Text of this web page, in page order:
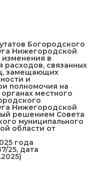
Богородского
Нижегородской
в
связанных
замещающих
и
полномочия на
местного
Нижегородской
решением Совета
муниципального
области от
года
25, дата